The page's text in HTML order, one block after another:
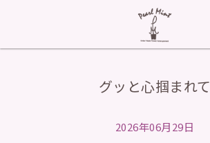
グッと心掴まれて
2026年06月29日